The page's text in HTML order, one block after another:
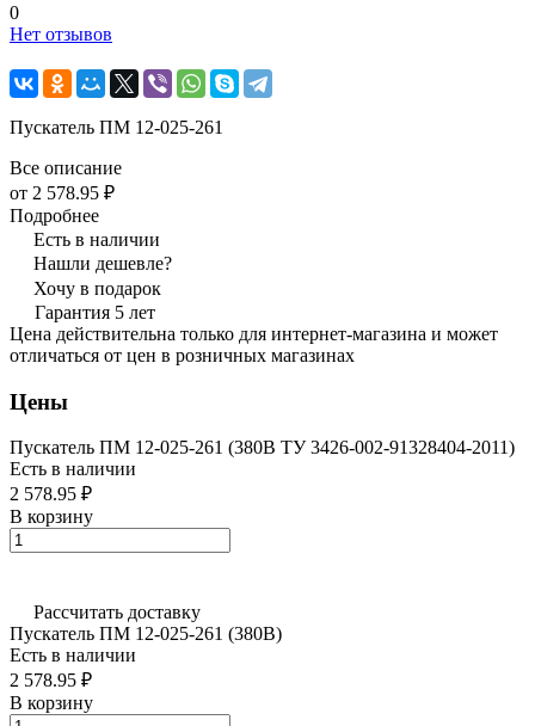
0
Нет отзывов
Пускатель ПМ 12-025-261
Все описание
от 2 578.95 ₽
Подробнее
Есть в наличии
Нашли дешевле?
Хочу в подарок
Гарантия 5 лет
Цена действительна только для интернет-магазина и может
отличаться от цен в розничных магазинах
Цены
Пускатель ПМ 12-025-261 (380В ТУ 3426-002-91328404-2011)
Есть в наличии
2 578.95 ₽
В корзину
Рассчитать доставку
Пускатель ПМ 12-025-261 (380В)
Есть в наличии
2 578.95 ₽
В корзину